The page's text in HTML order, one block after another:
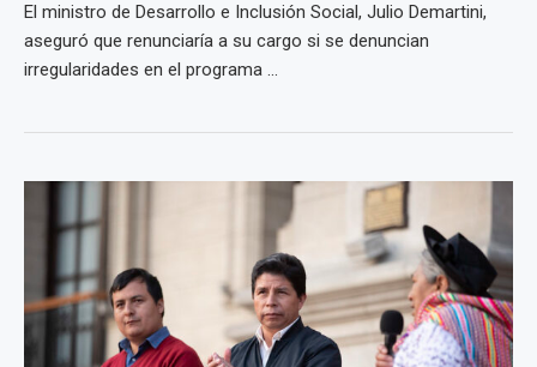
El ministro de Desarrollo e Inclusión Social, Julio Demartini,
aseguró que renunciaría a su cargo si se denuncian
irregularidades en el programa ...